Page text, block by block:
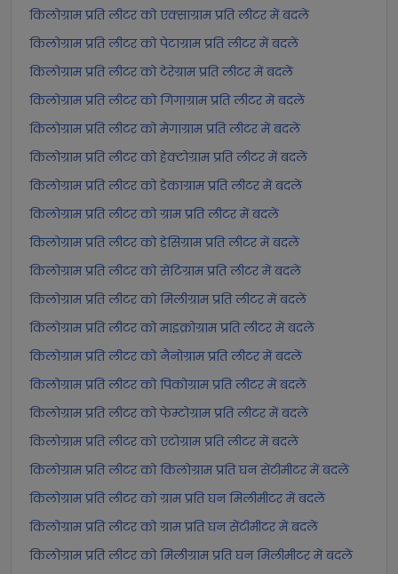
किलोग्राम प्रति लीटर को एक्साग्राम प्रति लीटर में बदलें
किलोग्राम प्रति लीटर को पेटाग्राम प्रति लीटर में बदलें
किलोग्राम प्रति लीटर को टेरेग्राम प्रति लीटर में बदलें
किलोग्राम प्रति लीटर को गिगाग्राम प्रति लीटर में बदलें
किलोग्राम प्रति लीटर को मेगाग्राम प्रति लीटर में बदलें
किलोग्राम प्रति लीटर को हेक्टोग्राम प्रति लीटर में बदलें
किलोग्राम प्रति लीटर को डेकाग्राम प्रति लीटर में बदलें
किलोग्राम प्रति लीटर को ग्राम प्रति लीटर में बदलें
किलोग्राम प्रति लीटर को डेसिग्राम प्रति लीटर में बदलें
किलोग्राम प्रति लीटर को सेंटिग्राम प्रति लीटर में बदलें
किलोग्राम प्रति लीटर को मिलीग्राम प्रति लीटर में बदलें
किलोग्राम प्रति लीटर को माइक्रोग्राम प्रति लीटर में बदलें
किलोग्राम प्रति लीटर को नैनोग्राम प्रति लीटर में बदलें
किलोग्राम प्रति लीटर को पिकोग्राम प्रति लीटर में बदलें
किलोग्राम प्रति लीटर को फेम्टोग्राम प्रति लीटर में बदलें
किलोग्राम प्रति लीटर को एटोग्राम प्रति लीटर में बदलें
किलोग्राम प्रति लीटर को किलोग्राम प्रति घन सेंटीमीटर में बदलें
किलोग्राम प्रति लीटर को ग्राम प्रति घन मिलीमीटर में बदलें
किलोग्राम प्रति लीटर को ग्राम प्रति घन सेंटीमीटर में बदलें
किलोग्राम प्रति लीटर को मिलीग्राम प्रति घन मिलीमीटर में बदलें